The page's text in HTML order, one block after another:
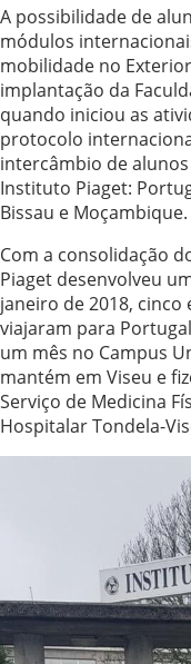
A possibilidade de
módulos
mobilidade no
implantação da
quando iniciou as
protocolo
intercâmbio de
Instituto Piaget:
Bissau e Moçambique.
Com a consolidação
Piaget desenvolveu
janeiro de 2018,
viajaram para
um mês no Campus
mantém em Viseu e
Serviço de Medicina
Hospitalar Tondela-